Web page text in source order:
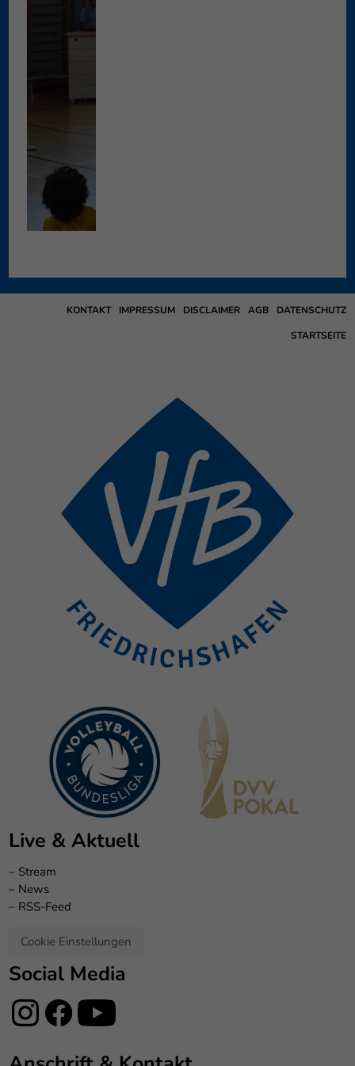
DATENSCHUTZ
AGB
DISCLAIMER
IMPRESSUM
KONTAKT
STARTSEITE
Live & Aktuell
– Stream
– News
– RSS-Feed
Cookie Einstellungen
Social Media